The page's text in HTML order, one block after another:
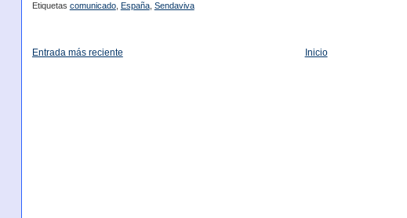
Etiquetas comunicado, España, Sendaviva
Entrada más reciente Inicio